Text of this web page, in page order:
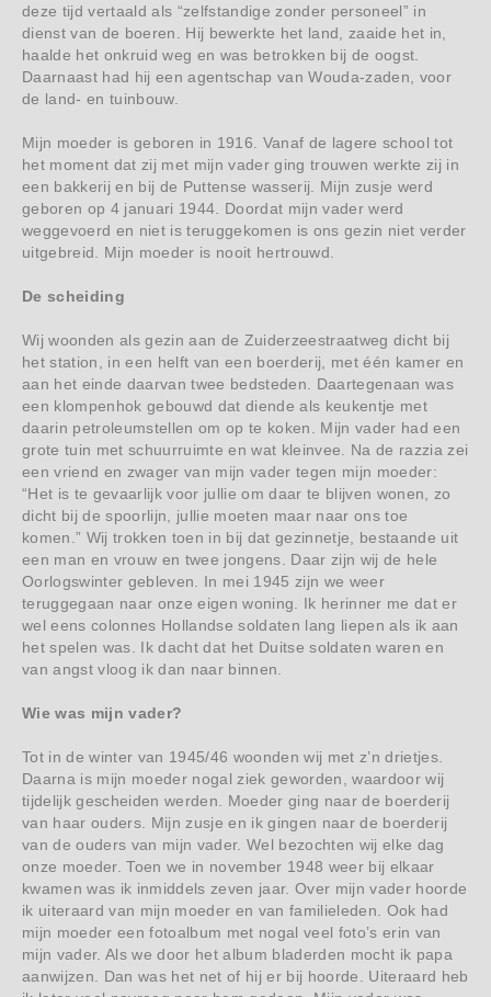
deze tijd vertaald als “zelfstandige zonder personeel” in
dienst van de boeren. Hij bewerkte het land, zaaide het in,
haalde het onkruid weg en was betrokken bij de oogst.
Daarnaast had hij een agentschap van Wouda-zaden, voor
de land- en tuinbouw.
Mijn moeder is geboren in 1916. Vanaf de lagere school tot
het moment dat zij met mijn vader ging trouwen werkte zij in
een bakkerij en bij de Puttense wasserij. Mijn zusje werd
geboren op 4 januari 1944. Doordat mijn vader werd
weggevoerd en niet is teruggekomen is ons gezin niet verder
uitgebreid. Mijn moeder is nooit hertrouwd.
De scheiding
Wij woonden als gezin aan de Zuiderzeestraatweg dicht bij
het station, in een helft van een boerderij, met één kamer en
aan het einde daarvan twee bedsteden. Daartegenaan was
een klompenhok gebouwd dat diende als keukentje met
daarin petroleumstellen om op te koken. Mijn vader had een
grote tuin met schuurruimte en wat kleinvee. Na de razzia zei
een vriend en zwager van mijn vader tegen mijn moeder:
“Het is te gevaarlijk voor jullie om daar te blijven wonen, zo
dicht bij de spoorlijn, jullie moeten maar naar ons toe
komen.” Wij trokken toen in bij dat gezinnetje, bestaande uit
een man en vrouw en twee jongens. Daar zijn wij de hele
Oorlogswinter gebleven. In mei 1945 zijn we weer
teruggegaan naar onze eigen woning. Ik herinner me dat er
wel eens colonnes Hollandse soldaten lang liepen als ik aan
het spelen was. Ik dacht dat het Duitse soldaten waren en
van angst vloog ik dan naar binnen.
Wie was mijn vader?
Tot in de winter van 1945/46 woonden wij met z’n drietjes.
Daarna is mijn moeder nogal ziek geworden, waardoor wij
tijdelijk gescheiden werden. Moeder ging naar de boerderij
van haar ouders. Mijn zusje en ik gingen naar de boerderij
van de ouders van mijn vader. Wel bezochten wij elke dag
onze moeder. Toen we in november 1948 weer bij elkaar
kwamen was ik inmiddels zeven jaar. Over mijn vader hoorde
ik uiteraard van mijn moeder en van familieleden. Ook had
mijn moeder een fotoalbum met nogal veel foto’s erin van
mijn vader. Als we door het album bladerden mocht ik papa
aanwijzen. Dan was het net of hij er bij hoorde. Uiteraard heb